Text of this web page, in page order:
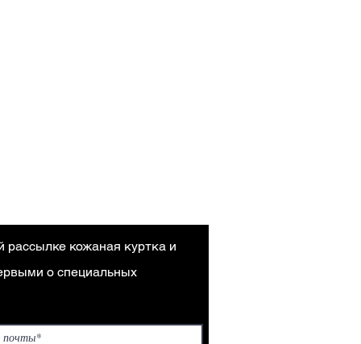
рассылке кожаная куртка и
о специальных